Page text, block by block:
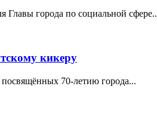
Главы города по социальной сфере..
кикеру
70-летию города...